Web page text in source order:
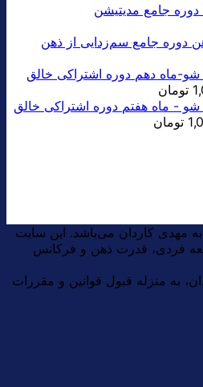
دوره جامع مدیتیشن
دوره جامع سم‌زدایی از ذهن
دوره اشتراکی خالق
تومان
دوره اشتراکی خالق
تومان
مهدی کاردان می‌باشد. این سایت
فردی، قدرت ذهن و فرکانس
به منزله قبول قوانین و مقررات